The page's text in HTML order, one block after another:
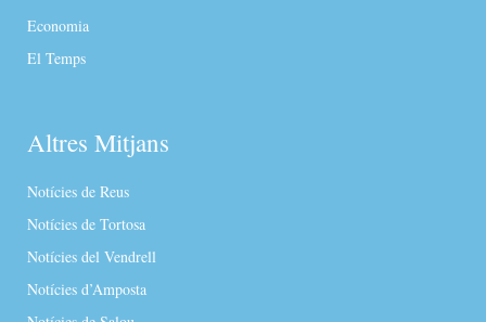
Economia
El Temps
Altres Mitjans
Notícies de Reus
Notícies de Tortosa
Notícies del Vendrell
Notícies d’Amposta